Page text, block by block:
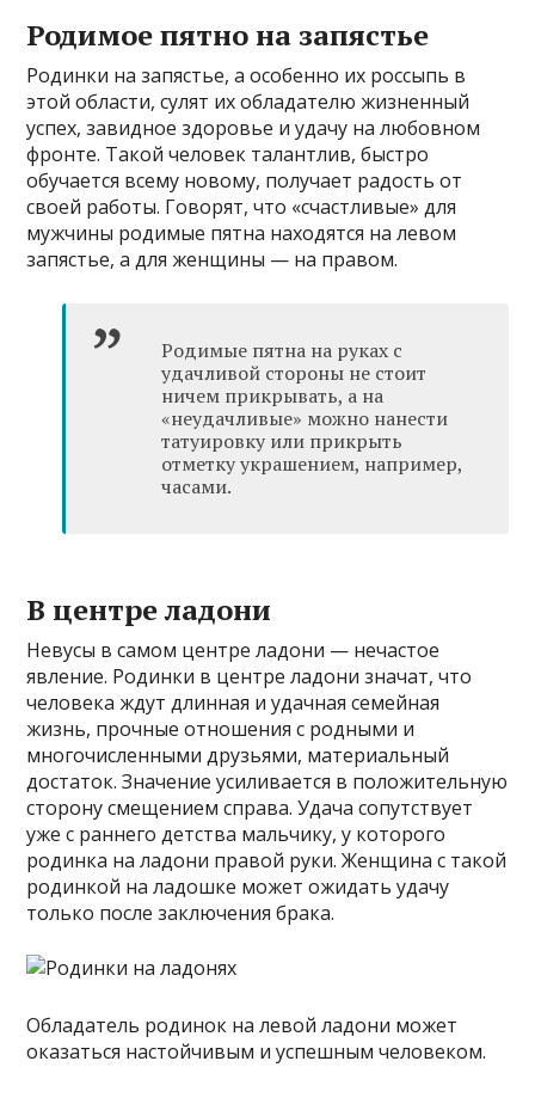
Родимое пятно на запястье
Родинки на запястье, а особенно их россыпь в
этой области, сулят их обладателю жизненный
успех, завидное здоровье и удачу на любовном
фронте. Такой человек талантлив, быстро
обучается всему новому, получает радость от
своей работы. Говорят, что «счастливые» для
мужчины родимые пятна находятся на левом
запястье, а для женщины — на правом.
Родимые пятна на руках с
удачливой стороны не стоит
ничем прикрывать, а на
«неудачливые» можно нанести
татуировку или прикрыть
отметку украшением, например,
часами.
В центре ладони
Невусы в самом центре ладони — нечастое
явление. Родинки в центре ладони значат, что
человека ждут длинная и удачная семейная
жизнь, прочные отношения с родными и
многочисленными друзьями, материальный
достаток. Значение усиливается в положительную
сторону смещением справа. Удача сопутствует
уже с раннего детства мальчику, у которого
родинка на ладони правой руки. Женщина с такой
родинкой на ладошке может ожидать удачу
только после заключения брака.
Обладатель родинок на левой ладони может
оказаться настойчивым и успешным человеком.